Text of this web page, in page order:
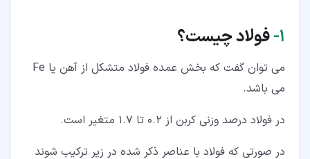
۱‏- فولاد چیست؟
می توان گفت که بخش عمده فولاد متشکل از آهن یا Fe
می باشد.
در فولاد درصد وزنی کربن از 0.2 تا 1.7 متغیر است.
در صورتی که فولاد با عناصر ذکر شده در زیر ترکیب شوند